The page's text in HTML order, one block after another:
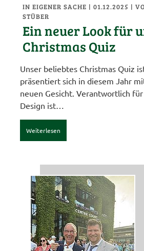
IN EIGENER SACHE | 01.12.2025 |
STÜBER
Ein neuer Look für
Christmas Quiz
Unser beliebtes Christmas Quiz
präsentiert sich in diesem Jahr
neuen Gesicht. Verantwortlich für
Design ist…
Weiterlesen